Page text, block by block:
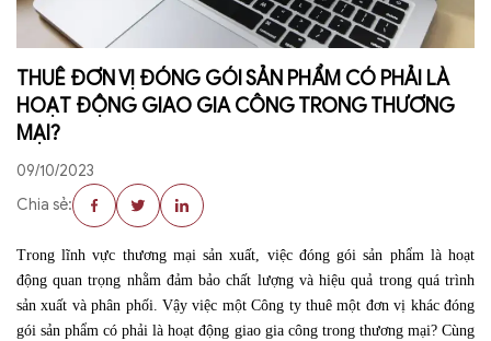
THUÊ ĐƠN VỊ ĐÓNG GÓI SẢN PHẨM CÓ PHẢI LÀ
HOẠT ĐỘNG GIAO GIA CÔNG TRONG THƯƠNG
MẠI?
09/10/2023
Chia sẻ:
Trong lĩnh vực thương mại sản xuất, việc đóng gói sản phẩm là hoạt
động quan trọng nhằm đảm bảo chất lượng và hiệu quả trong quá trình
sản xuất và phân phối. Vậy việc một Công ty thuê một đơn vị khác đóng
gói sản phẩm có phải là hoạt động giao gia công trong thương mại? Cùng